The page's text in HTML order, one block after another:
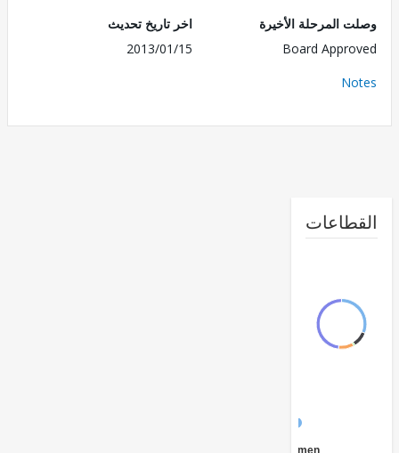
المرحلة الأخيرة
Board
اخر تاريخ تحديث
2013/01/15
FY17 -
Central